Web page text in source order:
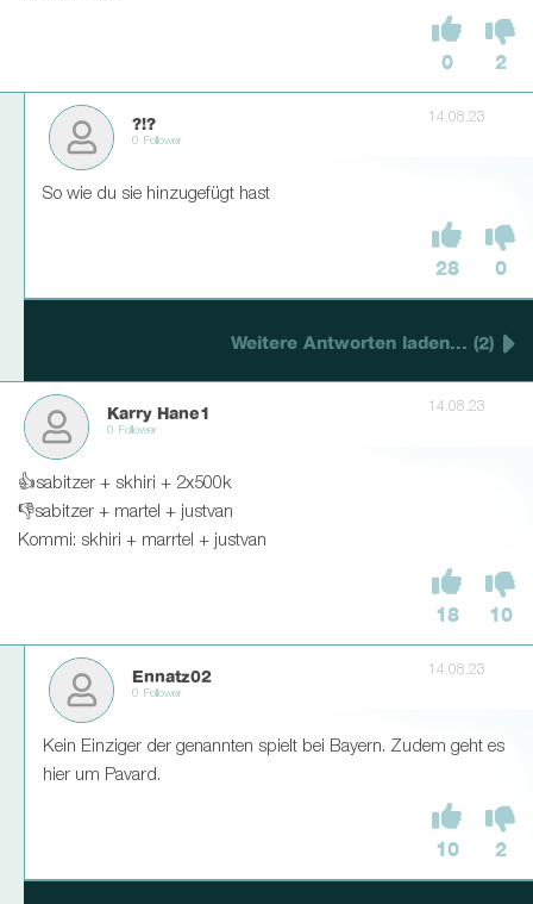
0 2
?!?
0 Follower
14.08.23
So wie du sie hinzugefügt hast
28 0
Weitere Antworten laden... (2)
Karry Hane1
0 Follower
14.08.23
👍sabitzer + skhiri + 2x500k
👎sabitzer + martel + justvan
Kommi: skhiri + marrtel + justvan
18 10
Ennatz02
0 Follower
14.08.23
Kein Einziger der genannten spielt bei Bayern. Zudem geht es
hier um Pavard.
10 2